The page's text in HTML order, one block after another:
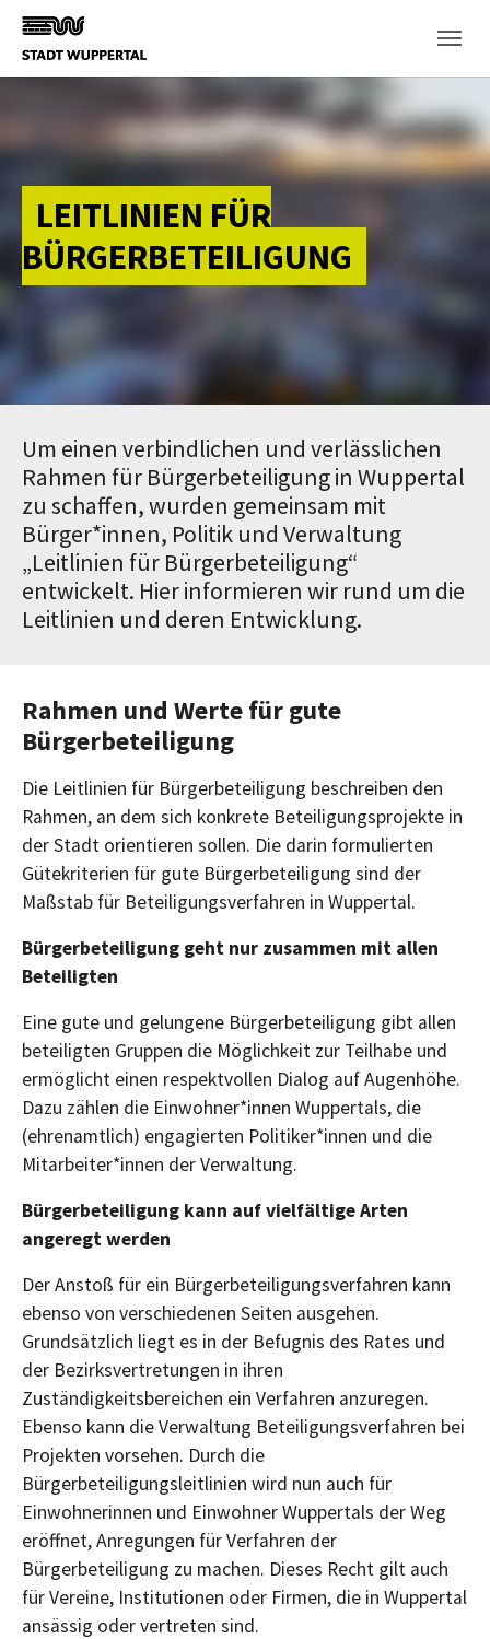
Skip to main content
LEITLINIEN FÜR
BÜRGERBETEILIGUNG
Um einen verbindlichen und verlässlichen
Rahmen für Bürgerbeteiligung in Wuppertal
zu schaffen, wurden gemeinsam mit
Bürger*innen, Politik und Verwaltung
„Leitlinien für Bürgerbeteiligung“
entwickelt. Hier informieren wir rund um die
Leitlinien und deren Entwicklung.
Rahmen und Werte für gute
Bürgerbeteiligung
Die Leitlinien für Bürgerbeteiligung beschreiben den
Rahmen, an dem sich konkrete Beteiligungsprojekte in
der Stadt orientieren sollen. Die darin formulierten
Gütekriterien für gute Bürgerbeteiligung sind der
Maßstab für Beteiligungsverfahren in Wuppertal.
Bürgerbeteiligung geht nur zusammen mit allen
Beteiligten
Eine gute und gelungene Bürgerbeteiligung gibt allen
beteiligten Gruppen die Möglichkeit zur Teilhabe und
ermöglicht einen respektvollen Dialog auf Augenhöhe.
Dazu zählen die Einwohner*innen Wuppertals, die
(ehrenamtlich) engagierten Politiker*innen und die
Mitarbeiter*innen der Verwaltung.
Bürgerbeteiligung kann auf vielfältige Arten
angeregt werden
Der Anstoß für ein Bürgerbeteiligungsverfahren kann
ebenso von verschiedenen Seiten ausgehen.
Grundsätzlich liegt es in der Befugnis des Rates und
der Bezirksvertretungen in ihren
Zuständigkeitsbereichen ein Verfahren anzuregen.
Ebenso kann die Verwaltung Beteiligungsverfahren bei
Projekten vorsehen. Durch die
Bürgerbeteiligungsleitlinien wird nun auch für
Einwohnerinnen und Einwohner Wuppertals der Weg
eröffnet, Anregungen für Verfahren der
Bürgerbeteiligung zu machen. Dieses Recht gilt auch
für Vereine, Institutionen oder Firmen, die in Wuppertal
ansässig oder vertreten sind.